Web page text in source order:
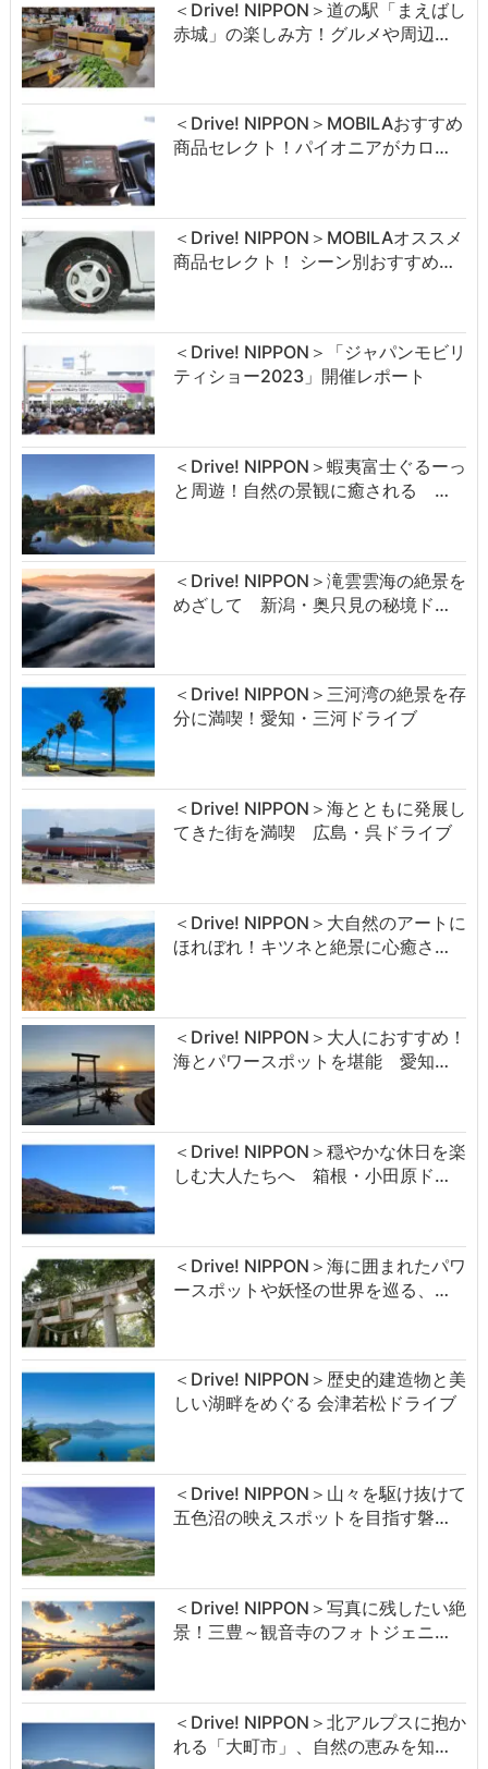
＜Drive! NIPPON＞道の駅「まえばし
赤城」の楽しみ方！グルメや周辺…
＜Drive! NIPPON＞MOBILAおすすめ
商品セレクト！パイオニアがカロ…
＜Drive! NIPPON＞MOBILAオススメ
商品セレクト！ シーン別おすすめ…
＜Drive! NIPPON＞「ジャパンモビリ
ティショー2023」開催レポート
＜Drive! NIPPON＞蝦夷富士ぐるーっ
と周遊！自然の景観に癒される …
＜Drive! NIPPON＞滝雲雲海の絶景を
めざして 新潟・奥只見の秘境ド…
＜Drive! NIPPON＞三河湾の絶景を存
分に満喫！愛知・三河ドライブ
＜Drive! NIPPON＞海とともに発展し
てきた街を満喫 広島・呉ドライブ
＜Drive! NIPPON＞大自然のアートに
ほれぼれ！キツネと絶景に心癒さ…
＜Drive! NIPPON＞大人におすすめ！
海とパワースポットを堪能 愛知…
＜Drive! NIPPON＞穏やかな休日を楽
しむ大人たちへ 箱根・小田原ド…
＜Drive! NIPPON＞海に囲まれたパワ
ースポットや妖怪の世界を巡る、…
＜Drive! NIPPON＞歴史的建造物と美
しい湖畔をめぐる 会津若松ドライブ
＜Drive! NIPPON＞山々を駆け抜けて
五色沼の映えスポットを目指す磐…
＜Drive! NIPPON＞写真に残したい絶
景！三豊～観音寺のフォトジェニ…
＜Drive! NIPPON＞北アルプスに抱か
れる「大町市」、自然の恵みを知…